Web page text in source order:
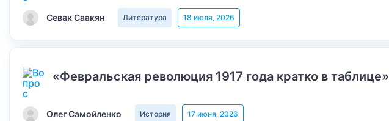
Севак Саакян Литература 18 июля, 2026
«Февральская революция 1917 года кратко в таблице»
Олег Самойленко История 17 июня, 2026